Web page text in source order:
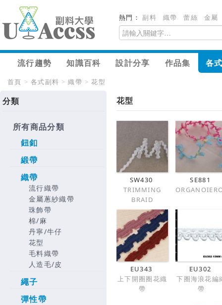
熱門：副料 織帶 蕾絲 金屬
流行趨勢 知識百科 設計分享 作品集 各
首頁 > 各式副料 > 織帶 > 花型
分類
所有商品分類
鈕釦
緞帶
織帶
流行織帶
金屬蔥紗織帶
珠飾帶
棉/麻
丹寧/牛仔
花型
毛料織帶
人造毛/皮
繩子
彈性帶
花型
SW430
TRIMMING
BRAID
SE881
EU343
上下開圈圈花織
帶
EU302
下圈海浪花編
帶